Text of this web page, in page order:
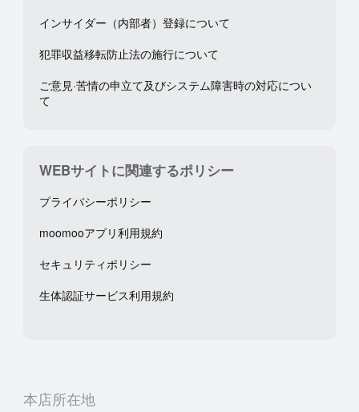
インサイダー（内部者）登録について
犯罪収益移転防止法の施行について
ご意見·苦情の申立て及びシステム障害時の対応につい
て
WEBサイトに関連するポリシー
プライバシーポリシー
moomooアプリ利用規約
セキュリティポリシー
生体認証サービス利用規約
本店所在地